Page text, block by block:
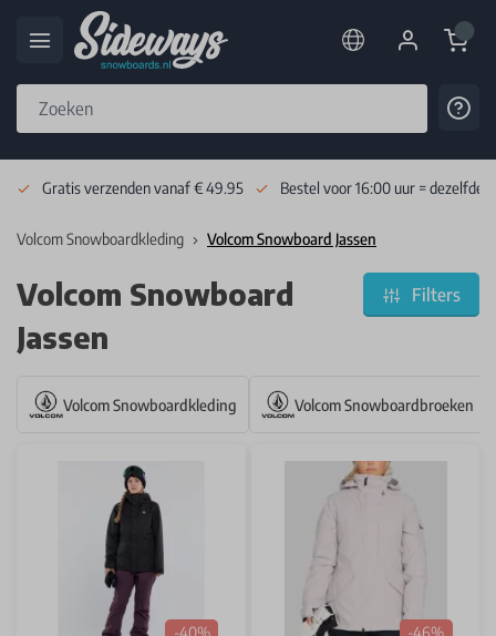
Cart
Gratis verzenden vanaf € 49.95 Bestel voor 16:00 uur = dezelfde
Volcom Snowboardkleding Volcom Snowboard Jassen
Volcom Snowboard
Jassen
Filters
Volcom Snowboardkleding Volcom Snowboardbroeken
-40% -46%